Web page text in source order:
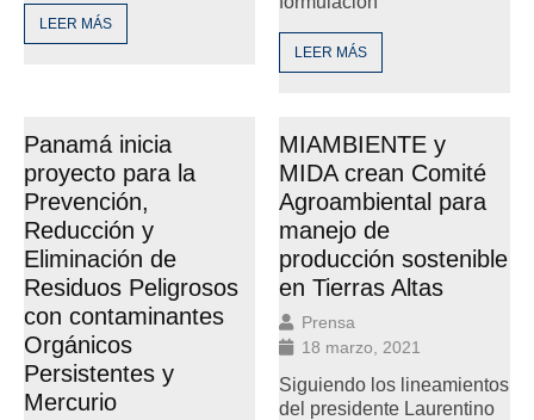
LEER MÁS
LEER MÁS
Panamá inicia
proyecto para la
Prevención,
Reducción y
Eliminación de
Residuos Peligrosos
con contaminantes
Orgánicos
Persistentes y
Mercurio
MIAMBIENTE y
MIDA crean Comité
Agroambiental para
manejo de
producción sostenible
en Tierras Altas
Prensa
18 marzo, 2021
Siguiendo los lineamientos
del presidente Laurentino